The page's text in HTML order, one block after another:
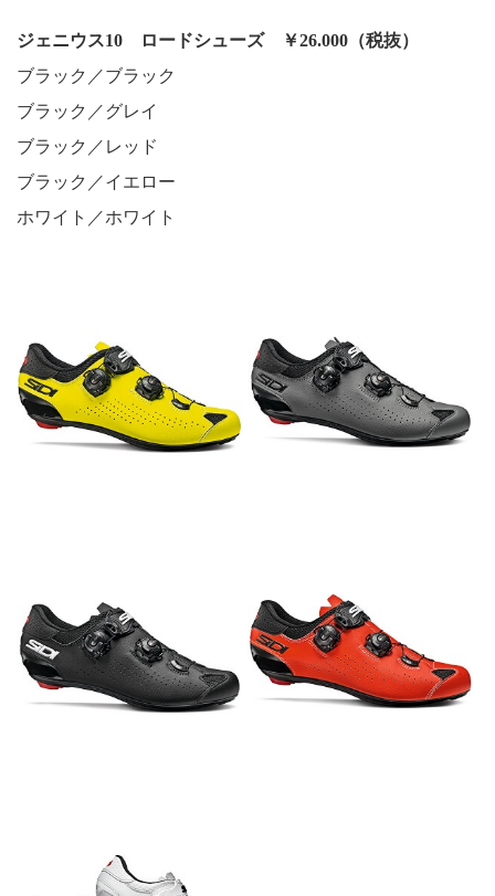
ジェニウス10 ロードシューズ ￥26.000（税抜）
ブラック／ブラック
ブラック／グレイ
ブラック／レッド
ブラック／イエロー
ホワイト／ホワイト